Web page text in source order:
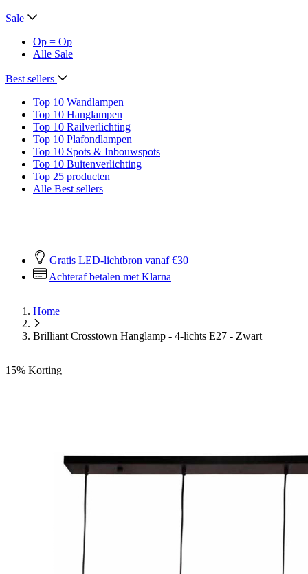
Sale
Op = Op
Alle Sale
Best sellers
Top 10 Wandlampen
Top 10 Hanglampen
Top 10 Railverlichting
Top 10 Plafondlampen
Top 10 Spots & Inbouwspots
Top 10 Buitenverlichting
Top 25 producten
Alle Best sellers
Gratis LED-lichtbron vanaf €30
Achteraf betalen met Klarna
Home
Brilliant Crosstown Hanglamp - 4-lichts E27 - Zwart
15% Korting